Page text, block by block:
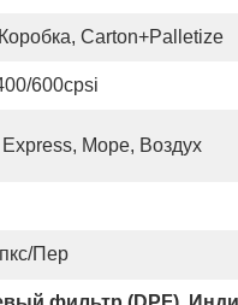
Carton+Palletize
600cpsi
Море, Воздух
пер